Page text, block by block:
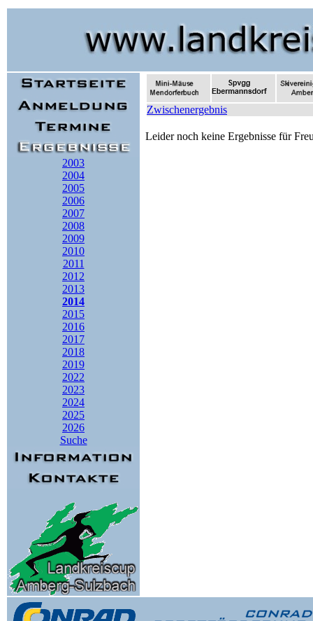
2003
2004
2005
2006
2007
2008
2009
2010
2011
2012
2013
2014
2015
2016
2017
2018
2019
2022
2023
2024
2025
2026
Suche
Zwischenergebnis
Leider noch keine Ergebnisse für